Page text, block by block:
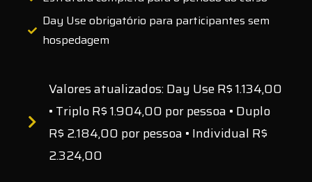
Day Use obrigatório para participantes sem
hospedagem
Valores atualizados: Day Use R$ 1.134,00
• Triplo R$ 1.904,00 por pessoa • Duplo
R$ 2.184,00 por pessoa • Individual R$
2.324,00